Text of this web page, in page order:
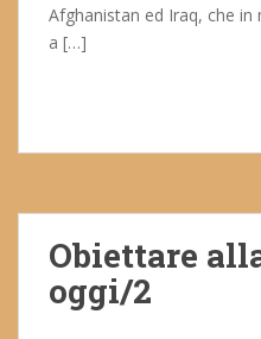
Afghanistan ed Iraq, che
a […]
Obiettare
oggi/2